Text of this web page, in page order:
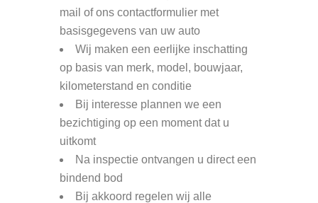
mail of ons contactformulier met
basisgegevens van uw auto
Wij maken een eerlijke inschatting
op basis van merk, model, bouwjaar,
kilometerstand en conditie
Bij interesse plannen we een
bezichtiging op een moment dat u
uitkomt
Na inspectie ontvangen u direct een
bindend bod
Bij akkoord regelen wij alle